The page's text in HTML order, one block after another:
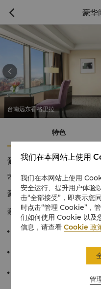
 豪华
台南远东香格里拉

特色
豪华阁尊荣客房
热线电话 1 866 565 5050
豪华气派 身心舒展
豪华阁尊荣客房提供宽敞的空
39-50平方米 / 420-538平方
我们在本网站上使用
我们在本网站上使用
安全运行、提升用户体验
击“全部接受”，即表示您
时点击“管理 Cookie”，
们如何使用 Cookie 以及
信息，请查看Cookie 政
管